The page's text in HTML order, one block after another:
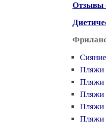
Отзывы
Пляжи
Пляжи
Пляжи
Пляжи
Пляжи